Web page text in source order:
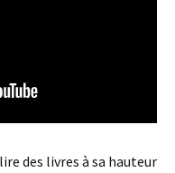
des livres à sa hauteur